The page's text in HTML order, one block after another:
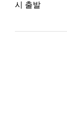
시 출발